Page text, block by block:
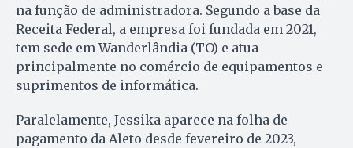
na função de administradora. Segundo a base da
Receita Federal, a empresa foi fundada em 2021,
tem sede em Wanderlândia (TO) e atua
principalmente no comércio de equipamentos e
suprimentos de informática.
Paralelamente, Jessika aparece na folha de
pagamento da Aleto desde fevereiro de 2023,